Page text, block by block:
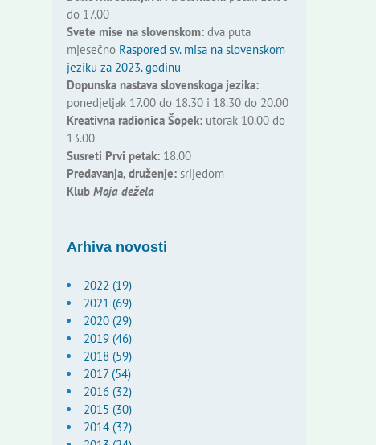
do 17.00
Svete mise na slovenskom:dva puta
mjesečno Raspored sv. misa na slovenskom
jeziku za 2023. godinu
Dopunska nastava slovenskoga jezika:
ponedjeljak 17.00 do 18.30 i 18.30 do 20.00
Kreativna radionica Šopek:utorak 10.00 do
13.00
Susreti Prvi petak:18.00
Predavanja, druženje:srijedom
Klub Moja dežela
Arhiva novosti
2022 (19)
2021 (69)
2020 (29)
2019 (46)
2018 (59)
2017 (54)
2016 (32)
2015 (30)
2014 (32)